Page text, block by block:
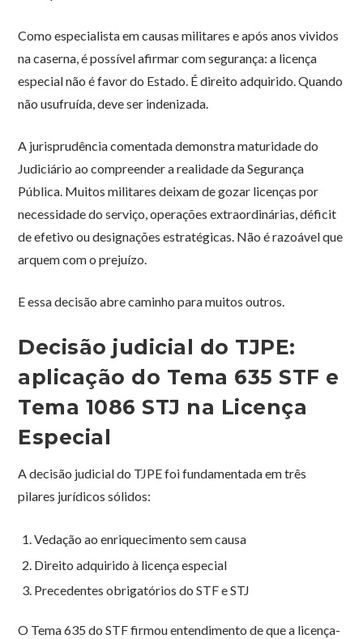
Como especialista em causas militares e após anos vividos
na caserna, é possível afirmar com segurança: a licença
especial não é favor do Estado. É direito adquirido. Quando
não usufruída, deve ser indenizada.
A jurisprudência comentada demonstra maturidade do
Judiciário ao compreender a realidade da Segurança
Pública. Muitos militares deixam de gozar licenças por
necessidade do serviço, operações extraordinárias, déficit
de efetivo ou designações estratégicas. Não é razoável que
arquem com o prejuízo.
E essa decisão abre caminho para muitos outros.
Decisão judicial do TJPE:
aplicação do Tema 635 STF e
Tema 1086 STJ na Licença
Especial
A decisão judicial do TJPE foi fundamentada em três
pilares jurídicos sólidos:
Vedação ao enriquecimento sem causa
Direito adquirido à licença especial
Precedentes obrigatórios do STF e STJ
O Tema 635 do STF firmou entendimento de que a licença-